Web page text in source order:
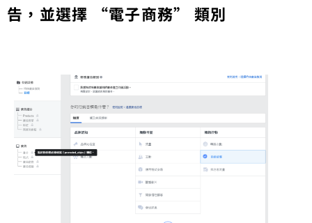
告，並選擇 “電子商務” 類別